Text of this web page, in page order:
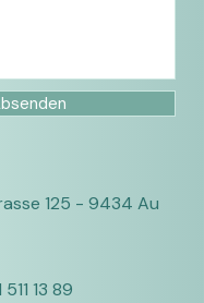
125 - 9434 Au
13 89